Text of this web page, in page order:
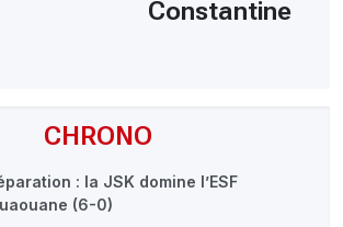
CHRONO
: la JSK domine l’ESF
(6-0)
Constantine